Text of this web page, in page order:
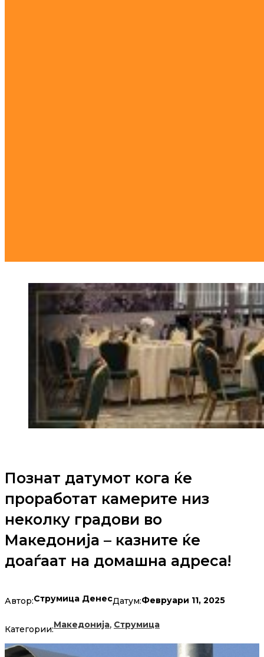
Познат датумот кога ќе
проработат камерите низ
неколку градови во
Македонија – казните ќе
доаѓаат на домашна адреса!
Автор:Струмица ДенесДатум:Февруари 11, 2025
Категории:Македонија, Струмица